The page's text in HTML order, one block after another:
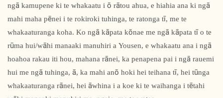
ngā kamupene ki te whakaatu i ō rātou ahua, e hiahia ana ki ngā
mahi maha pēnei i te rokiroki tuhinga, te ratonga tī, me te
whakaaturanga koha. Ko ngā kāpata kōnae me ngā kāpata tī o te
rūma hui/wāhi manaaki manuhiri a Yousen, e whakaatu ana i ngā
hoahoa rakau iti hou, mahana rānei, ka penapena pai i ngā rauemi
hui me ngā tuhinga, ā, ka mahi anō hoki hei teihana tī, hei tūnga
whakaaturanga rānei, hei āwhina i a koe ki te waihanga i tētahi